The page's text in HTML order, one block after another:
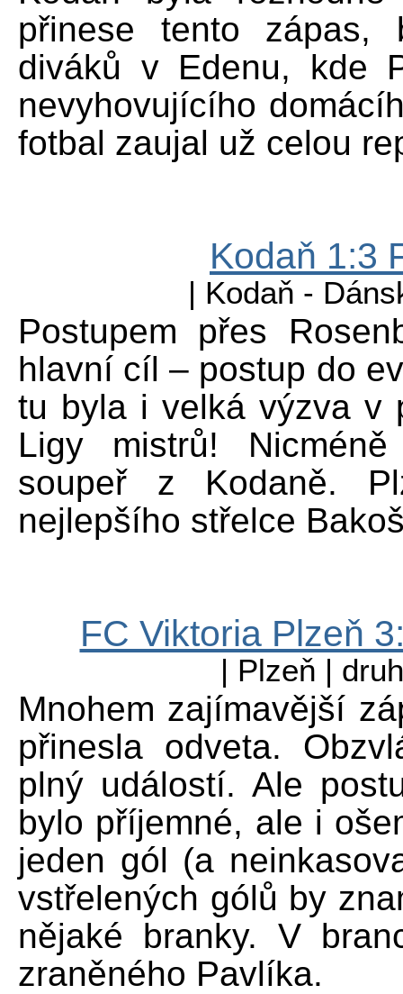
přinese tento zápas,
diváků v Edenu, kde
nevyhovujícího
fotbal zaujal už celou
Kodaň 1:3
| Kodaň -
Postupem přes
hlavní cíl – postup do
tu byla i velká výzva v
Ligy mistrů!
soupeř z Kodaně.
nejlepšího střelce
FC Viktoria Plzeň
| Plzeň |
Mnohem zajímavější
přinesla odveta.
plný událostí. Ale
bylo příjemné, ale i
jeden gól (a
vstřelených gólů by
nějaké branky. V
zraněného Pavlíka.